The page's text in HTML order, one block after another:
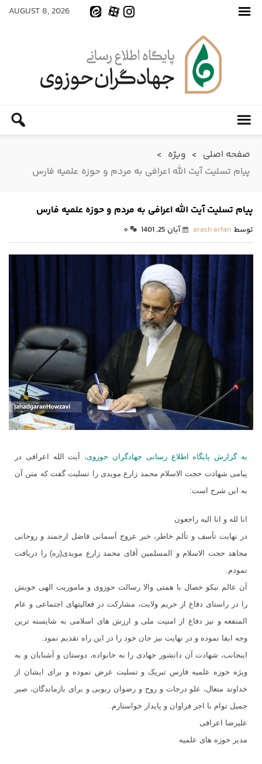
AUGUST 8, 2026
صفحه اصلی > ویژه >
پیام تسلیت آیت الله اعرافی به مردم و حوزه علمیه فارس
پیام تسلیت آیت الله اعرافی به مردم و حوزه علمیه فارس
توسط arash erfan آبان 25, 1401 ۰
به گزارش پایگاه اطلاع رسانی جهادگران حوزوی،
آیت الله اعرافی در
پیامی شهادت حجت الاسلام محمد زارع مویدی را تسلیت گفت که متن آن
به این شرح است:
انا لله و انا الیه راجعون
در نهایت تأسف و تألم خاطر، خبر عروج آسمانی فاضل ارجمند و روحانی
مجاهد حجت الاسلام و المسلمین آقای محمد زارع مویدی(ره) را دریافت
نمودم.
آن عالم نیکو خصال با همتی والا رسالت حوزوی و ماموریت الهی خویش
را در راستای دفاع از حریم ولایت، مشارکت در فعالیتهای اجتماعی و عام
المنفعه و نیز دفاع از امنیت ملی و ارزش های اسلامی به شایسته ترین
وجه ایفا نموده و در نهایت نیز جان خود را در این راه تقدیم نمود.
اینجانب، شهادت آن دانشور جهادی را به خانواده، دوستان و آشنایان و به
ویژه حوزه علمیه فارس تبریک و تسلیت عرض نموده و برای ایشان از
خداوند متعال، علو درجات و روح و رضوان ربوبی و برای بازماندگان، صبر
جمیل توام با اجر فراوان و پایدار خواستارم.
علیرضا اعرافی
مدیر حوزه های علمیه